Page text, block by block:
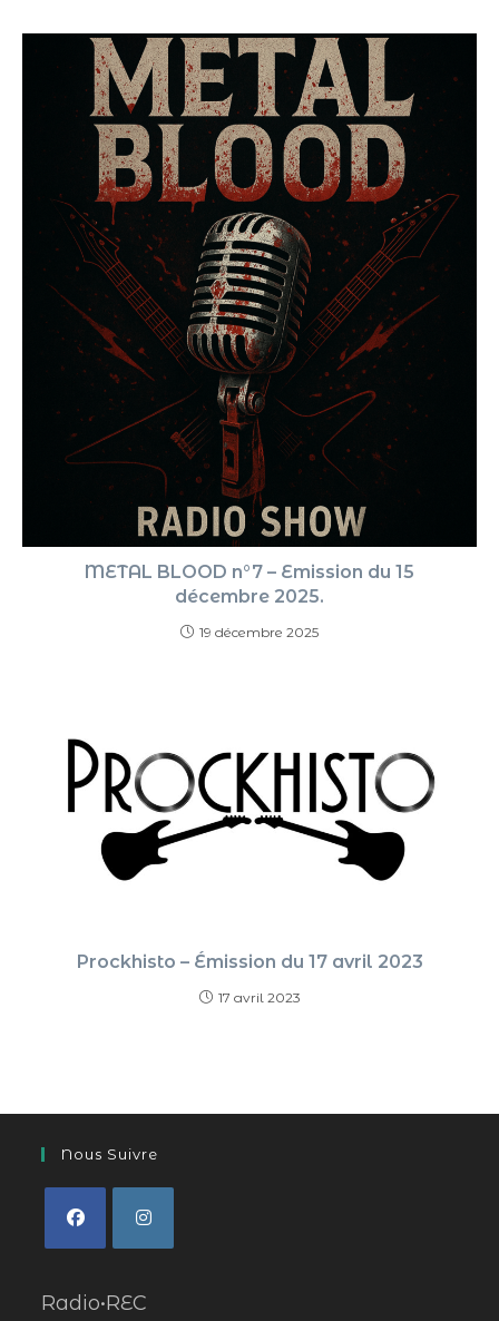
METAL BLOOD n°7 – Emission du 15
décembre 2025.
19 décembre 2025
Prockhisto – Émission du 17 avril 2023
17 avril 2023
Nous Suivre
Radio•REC